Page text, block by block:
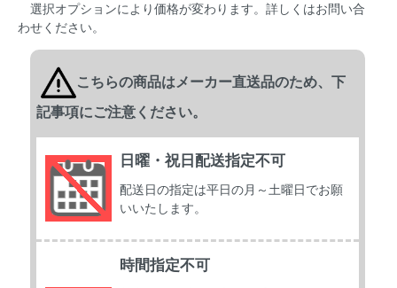
選択オプションにより価格が変わります。詳しくはお問い合
わせください。
こちらの商品はメーカー直送品のため、下
記事項にご注意ください。
日曜・祝日配送指定不可
配送日の指定は平日の月～土曜日でお願
いいたします。
時間指定不可